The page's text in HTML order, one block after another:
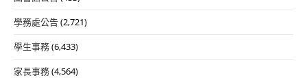
學務處公告(2,721)
學生事務(6,433)
家長事務(4,564)